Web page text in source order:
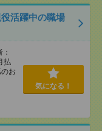
活躍中の職場
払
お
気になる！